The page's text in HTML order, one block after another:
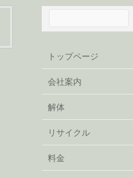
トップページ
会社案内
解体
リサイクル
料金